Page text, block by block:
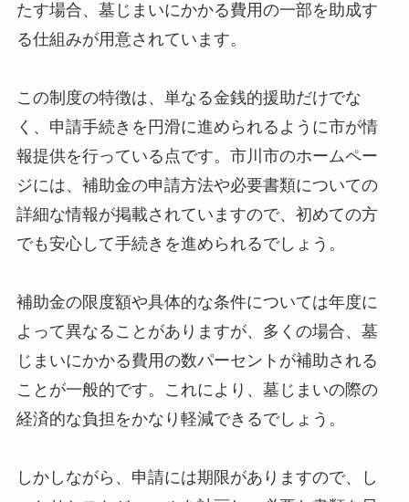
たす場合、墓じまいにかかる費用の一部を助成す
る仕組みが用意されています。
この制度の特徴は、単なる金銭的援助だけでな
く、申請手続きを円滑に進められるように市が情
報提供を行っている点です。市川市のホームペー
ジには、補助金の申請方法や必要書類についての
詳細な情報が掲載されていますので、初めての方
でも安心して手続きを進められるでしょう。
補助金の限度額や具体的な条件については年度に
よって異なることがありますが、多くの場合、墓
じまいにかかる費用の数パーセントが補助される
ことが一般的です。これにより、墓じまいの際の
経済的な負担をかなり軽減できるでしょう。
しかしながら、申請には期限がありますので、し